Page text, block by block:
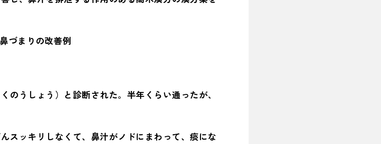
づまりの改善例
のうしょう）と診断された。半年くらい通ったが、
スッキリしなくて、鼻汁がノドにまわって、痰にな